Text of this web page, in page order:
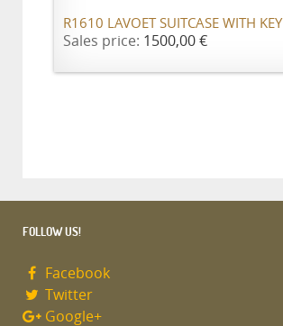
R1610 LAVOET SUITCASE WITH KEY
Sales price: 1500,00 €
FOLLOW US!
Facebook
Twitter
Google+